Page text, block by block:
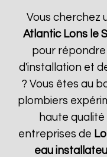
Vous cherchez
Atlantic Lons le
pour répondre
d'installation et
? Vous êtes au
plombiers
haute
entreprises de
eau